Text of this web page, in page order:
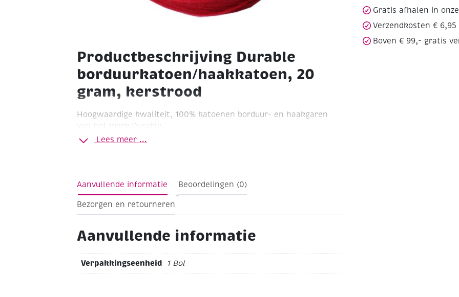
Productbeschrijving Durable
borduurkatoen/haakkatoen, 20
gram, kerstrood
Hoogwaardige kwaliteit, 100% katoenen borduur- en haakgaren
van het merk Durable.
Haaknaald 1 - 1,5Bolletje 20 gram
Lees meer ...
Gratis afhalen in
Verzendkosten € 6,95
Boven € 99,- gratis
Aanvullende informatie Beoordelingen (0)
Bezorgen en retourneren
Aanvullende informatie
Verpakkingseenheid 1 Bol